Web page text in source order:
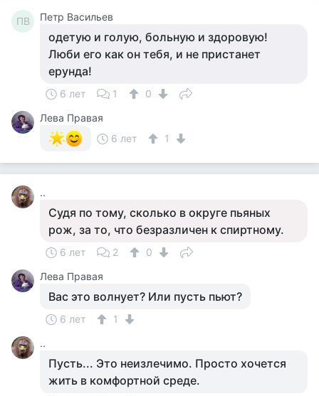
ПВ Петр Васильев
одетую и голую, больную и здоровую!
Люби его как он тебя, и не пристанет
ерунда!
6 лет 1
0
Лева Правая
6 лет
1
..
Судя по тому, сколько в округе пьяных
рож, за то, что безразличен к спиртному.
6 лет 2
0
Лева Правая
Вас это волнует? Или пусть пьют?
6 лет
1
..
Пусть... Это неизлечимо. Просто хочется
жить в комфортной среде.